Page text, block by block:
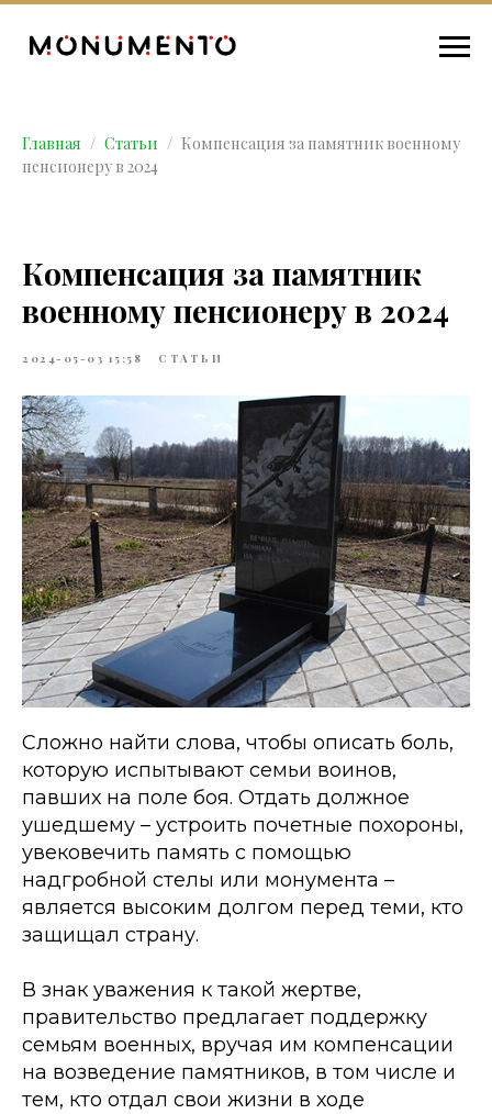
Главная Статьи
Компенсация за памятник военному
пенсионеру в 2024
Компенсация за памятник
военному пенсионеру в 2024
2024-05-03 15:58 СТАТЬИ
Сложно найти слова, чтобы описать боль,
которую испытывают семьи воинов,
павших на поле боя. Отдать должное
ушедшему – устроить почетные похороны,
увековечить память с помощью
надгробной стелы или монумента –
является высоким долгом перед теми, кто
защищал страну.
В знак уважения к такой жертве,
правительство предлагает поддержку
семьям военных, вручая им компенсации
на возведение памятников, в том числе и
тем, кто отдал свои жизни в ходе